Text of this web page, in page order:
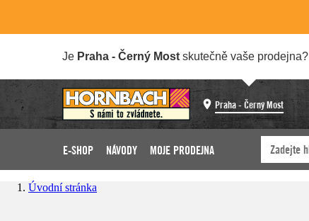
Je Praha - Černý Most skutečně vaše prodejna?
Praha - Černý Most
E-SHOP NÁVODY MOJE PRODEJNA
Úvodní stránka